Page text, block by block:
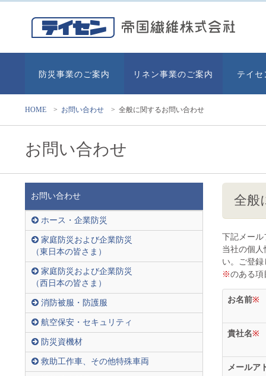
防災事業のご案内 リネン事業のご案内 テイセ
HOME > お問い合わせ > 全般に関するお問い合わせ
お問い合わせ
お問い合わせ
ホース・企業防災
家庭防災および企業防災
（東日本の皆さま）
家庭防災および企業防災
（西日本の皆さま）
消防被服・防護服
航空保安・セキュリティ
防災資機材
救助工作車、その他特殊車両
全般
下記メール
当社の個
い。ご登
※のある項
お名前※
貴社名※
メールア